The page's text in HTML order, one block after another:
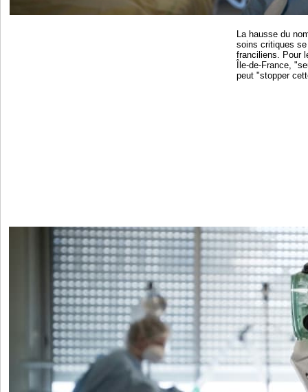
La hausse du
soins critiques
franciliens. Pour
Île-de-France,
peut "stopper